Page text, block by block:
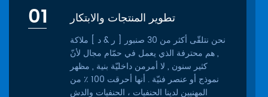
01
تطوير المنتجات والابتكار
نحن نتلقّى أكثر من 30 صنبور [ ر & د ] ملاكة
, هم محترفة الذي يعمل في حمّام مجال لأنّ
كثير سنون , لا أمرمن داخليّة بنية , مظهر
نموذج أو عنصر فنيّة . أنها أحرقت 100 ٪ من
المهنيين لدينا الحنفيات ، الحنفيات والدش